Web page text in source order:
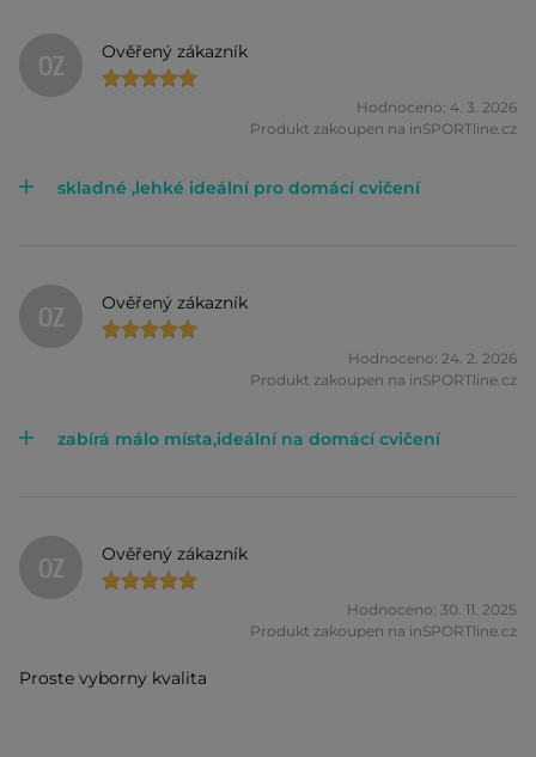
OZ Ověřený zákazník
Hodnoceno: 4. 3. 2026
Produkt zakoupen na inSPORTline.cz
skladné ,lehké ideální pro domácí cvičení
OZ Ověřený zákazník
Hodnoceno: 24. 2. 2026
Produkt zakoupen na inSPORTline.cz
zabírá málo místa,ideální na domácí cvičení
OZ Ověřený zákazník
Hodnoceno: 30. 11. 2025
Produkt zakoupen na inSPORTline.cz
Proste vyborny kvalita